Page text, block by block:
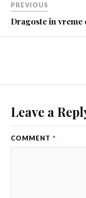
PREVIOUS
Dragoste în vreme
Leave a
COMMENT *